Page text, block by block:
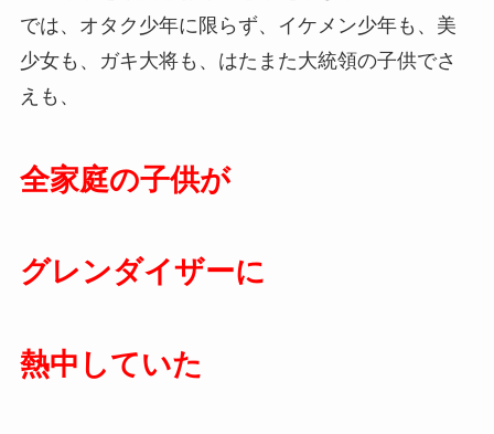
９６３年１２月３１日の第１４回ＮＨＫ紅白歌合
戦の８１．４％だ。
では、オタク少年に限らず、イケメン少年も、美
少女も、ガキ大将も、はたまた大統領の子供でさ